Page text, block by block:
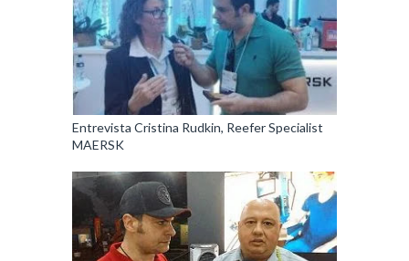
Entrevista Cristina Rudkin, Reefer Specialist
MAERSK